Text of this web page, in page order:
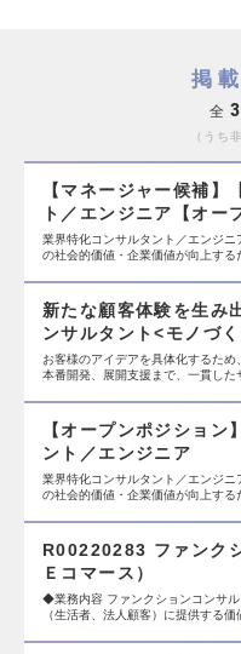
掲
全
うち
【マネージャー候補】
ト／エンジニア【オー
業界特化コンサルタント／エンジ
の社会的価値・企業価値が向上する
新たな顧客体験を生み
ンサルタント<モノづ
お客様のアイデアを具体化するため
本番開発、展開支援まで、一貫した
【オープンポジション
ント／エンジニア
業界特化コンサルタント／エンジ
の社会的価値・企業価値が向上する
R00220283 ファンク
Ｅコマース）
◆業務内容 ファンクションコンサ
（生活者、法人顧客）に提供する